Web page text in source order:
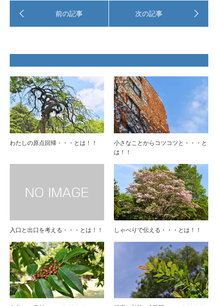
わたしの原点回帰・・・とは！！
小さなことからコツコツと・・・と
は！！
入口と出口を考える・・・とは！！ しゃべりで伝える・・・とは！！